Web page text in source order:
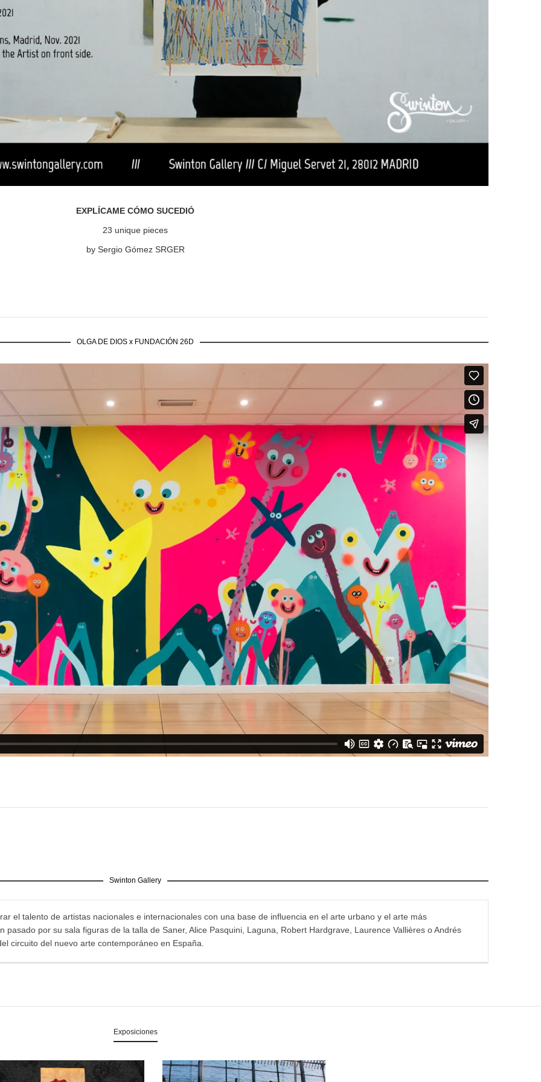
EXPLÍCAME CÓMO SUCEDIÓ
23 unique pieces
by Sergio Gómez SRGER
OLGA DE DIOS x FUNDACIÓN 26D
Swinton Gallery
el talento de artistas nacionales e internacionales con una base de influencia en el arte urbano y el arte más
por su sala figuras de la talla de Saner, Alice Pasquini, Laguna, Robert Hardgrave, Laurence Vallières o Andrés
circuito del nuevo arte contemporáneo en España.
Exposiciones